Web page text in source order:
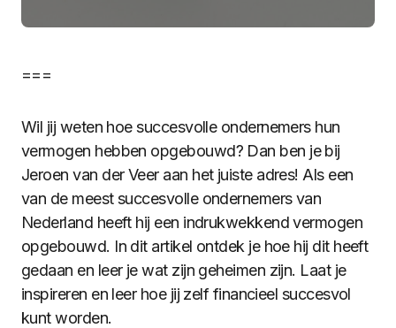
===
Wil jij weten hoe succesvolle ondernemers hun
vermogen hebben opgebouwd? Dan ben je bij
Jeroen van der Veer aan het juiste adres! Als een
van de meest succesvolle ondernemers van
Nederland heeft hij een indrukwekkend vermogen
opgebouwd. In dit artikel ontdek je hoe hij dit heeft
gedaan en leer je wat zijn geheimen zijn. Laat je
inspireren en leer hoe jij zelf financieel succesvol
kunt worden.